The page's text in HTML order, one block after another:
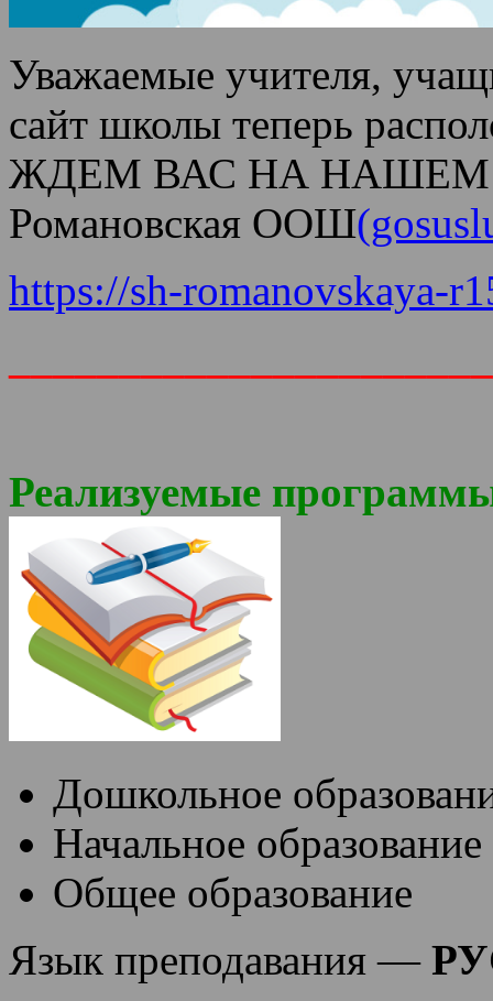
Уважаемые учителя,
сайт школы теперь
ЖДЕМ ВАС НА
Романовская ООШ
https://sh-romanovskaya-
Реализуемые
Дошкольное
Начальное образование
Общее образование
Язык преподавания —